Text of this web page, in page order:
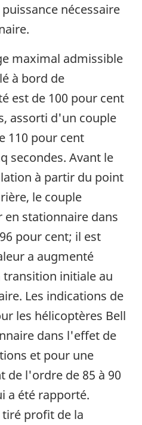
nécessaire
maximal admissible
à bord de
est de 100 pour cent
assorti d'un couple
110 pour cent
secondes. Avant le
à partir du point
le couple
en stationnaire dans
pour cent; il est
a augmenté
initiale au
Les indications de
les hélicoptères Bell
dans l'effet de
et pour une
de l'ordre de 85 à 90
a été rapporté.
profit de la